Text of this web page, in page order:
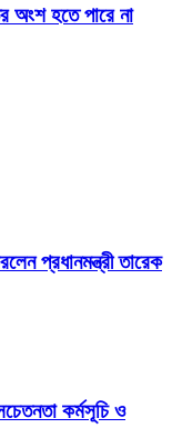
অংশ হতে পারে না
প্রধানমন্ত্রী তারেক
কর্মসূচি ও